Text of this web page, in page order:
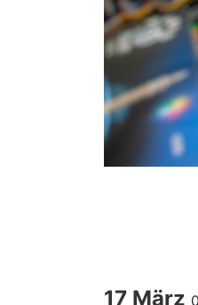
17 März